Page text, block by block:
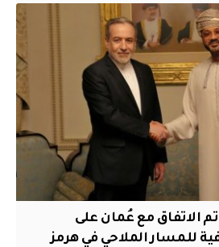
تم الاتفاق مع عُمان على
للمسار الملاحي في هرمز